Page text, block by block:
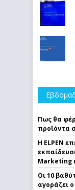
Πως θα
προϊόντα
Η ELPEN
Marketing
Οι 10
αγοράζει